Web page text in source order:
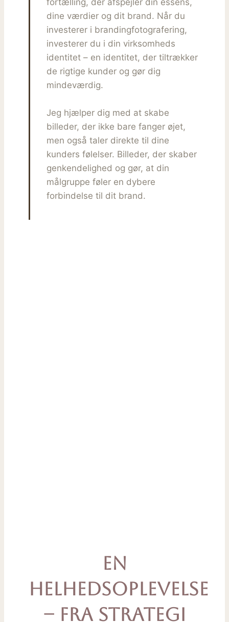
fortælling, der afspejler din essens,
dine værdier og dit brand. Når du
investerer i brandingfotografering,
investerer du i din virksomheds
identitet – en identitet, der tiltrækker
de rigtige kunder og gør dig
mindeværdig.
Jeg hjælper dig med at skabe
billeder, der ikke bare fanger øjet,
men også taler direkte til dine
kunders følelser. Billeder, der skaber
genkendelighed og gør, at din
målgruppe føler en dybere
forbindelse til dit brand.
En
helhedsoplevelse
– fra strategi